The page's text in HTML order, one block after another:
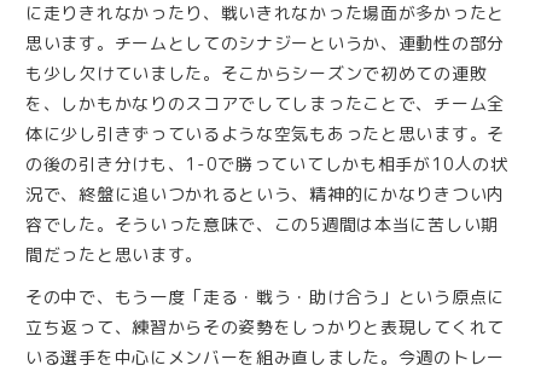
に走りきれなかったり、戦いきれなかった場面が多かったと
思います。チームとしてのシナジーというか、連動性の部分
も少し欠けていました。そこからシーズンで初めての連敗
を、しかもかなりのスコアでしてしまったことで、チーム全
体に少し引きずっているような空気もあったと思います。そ
の後の引き分けも、1-0で勝っていてしかも相手が10人の状
況で、終盤に追いつかれるという、精神的にかなりきつい内
容でした。そういった意味で、この5週間は本当に苦しい期
間だったと思います。
その中で、もう一度「走る・戦う・助け合う」という原点に
立ち返って、練習からその姿勢をしっかりと表現してくれて
いる選手を中心にメンバーを組み直しました。今週のトレー